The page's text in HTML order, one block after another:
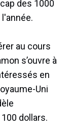
des 1000
au cours
s’ouvre à
en
Uni
dollars.